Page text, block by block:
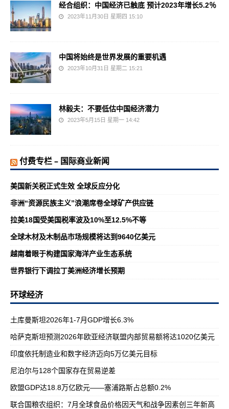
经合组织：中国经济已触底 预计2023年增长5.2％
2023年11月30日 星期四 15:10
中国将始终是世界发展的重要机遇
2023年10月31日 星期二 15:21
林毅夫：不要低估中国经济潜力
2023年5月15日 星期一 14:42
付费专栏 – 国际商业新闻
美国新关税正式生效 全球反应分化
非洲“资源民族主义”浪潮席卷全球矿产供应链
拉美18国受美国税率波及10%至12.5%不等
全球木材及木制品市场规模将达到9640亿美元
越南着眼于构建国家海洋产业生态系统
世界银行下调拉丁美洲经济增长预期
环球经济
土库曼斯坦2026年1-7月GDP增长6.3%
哈萨克斯坦预测2026年欧亚经济联盟内部贸易额将达1020亿美元
印度依托制造业和数字经济迈向5万亿美元目标
尼泊尔与128个国家存在贸易逆差
欧盟GDP达18.8万亿欧元——塞浦路斯占总额0.2%
联合国粮农组织：7月全球食品价格因天气和战争因素创三年新高